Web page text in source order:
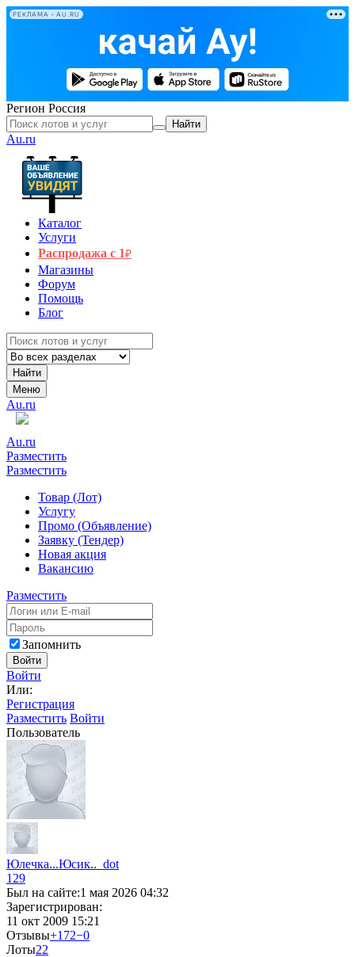
РЕКЛАМА • AU.RU
Регион Россия
Найти
Au.ru
Каталог
Услуги
Распродажа с 1₽
Магазины
Форум
Помощь
Блог
Найти
Меню
Au.ru
Au.ru
Разместить
Разместить
Товар (Лот)
Услугу
Промо (Объявление)
Заявку (Тендер)
Новая акция
Вакансию
Разместить
Запомнить
Войти
Войти
Или:
Регистрация
Разместить Войти
Пользователь
Юлечка...Юсик.._dot
129
Был на сайте:1 мая 2026 04:32
Зарегистрирован:
11 окт 2009 15:21
Отзывы+172−0
Лоты22